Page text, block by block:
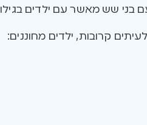
בני שש מאשר עם ילדים
קרובות, ילדים מחוננים: